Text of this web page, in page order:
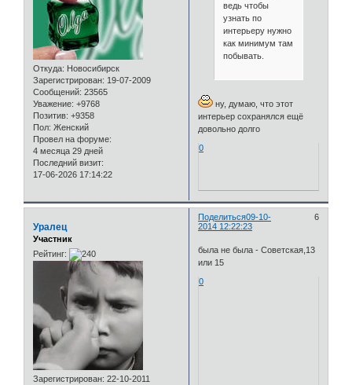
Откуда: Новосибирск
Зарегистрирован: 19-07-2009
Сообщений: 23565
Уважение: +9768
Позитив: +9358
Пол: Женский
Провел на форуме:
4 месяца 29 дней
Последний визит:
17-06-2026 17:14:22
ведь чтобы
узнать по
интерьеру нужно
как минимум там
побывать.
ну, думаю, что этот
интерьер сохранялся ещё
довольно долго
0
Поделиться 6
09-10-
2014 12:22:23
Уралец
Участник
Рейтинг:
Зарегистрирован: 22-10-2011
была не была - Советская,13
или 15
0